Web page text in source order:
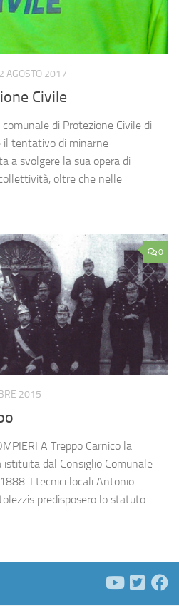
AGOSTO 2017
Civile
di Protezione Civile di
il tentativo di minarne
a svolgere la sua opera di
oltre che nelle
0
2015
A Treppo Carnico la
dal Consiglio Comunale
I tecnici locali Antonio
predisposero lo statuto...